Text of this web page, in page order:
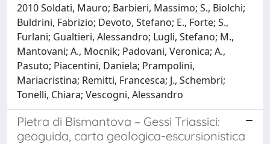
2010 Soldati, Mauro; Barbieri, Massimo; S., Biolchi;
Buldrini, Fabrizio; Devoto, Stefano; E., Forte; S.,
Furlani; Gualtieri, Alessandro; Lugli, Stefano; M.,
Mantovani; A., Mocnik; Padovani, Veronica; A.,
Pasuto; Piacentini, Daniela; Prampolini,
Mariacristina; Remitti, Francesca; J., Schembri;
Tonelli, Chiara; Vescogni, Alessandro
Pietra di Bismantova – Gessi Triassici:
geoguida, carta geologica-escursionistica